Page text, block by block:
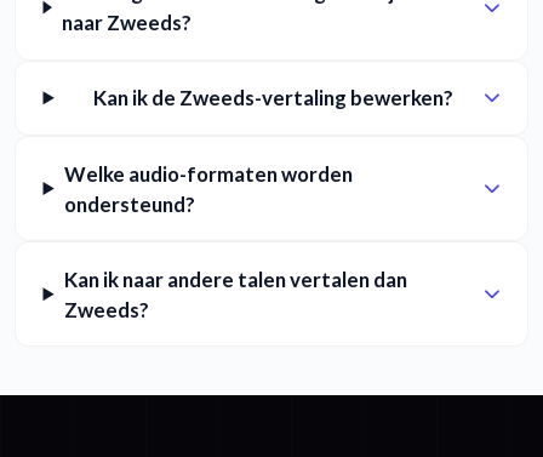
naar Zweeds?
Kan ik de Zweeds-vertaling bewerken?
Welke audio-formaten worden
ondersteund?
Kan ik naar andere talen vertalen dan
Zweeds?